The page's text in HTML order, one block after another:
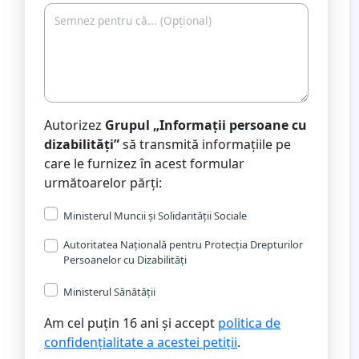
Autorizez Grupul „Informații persoane cu
dizabilități”să transmită informațiile pe
care le furnizez în acest formular
următoarelor părți:
Ministerul Muncii și Solidarității Sociale
Autoritatea Națională pentru Protecția Drepturilor
Persoanelor cu Dizabilități
Ministerul Sănătății
Am cel puțin 16 ani și accept politica de
confidențialitate a acestei petiții.